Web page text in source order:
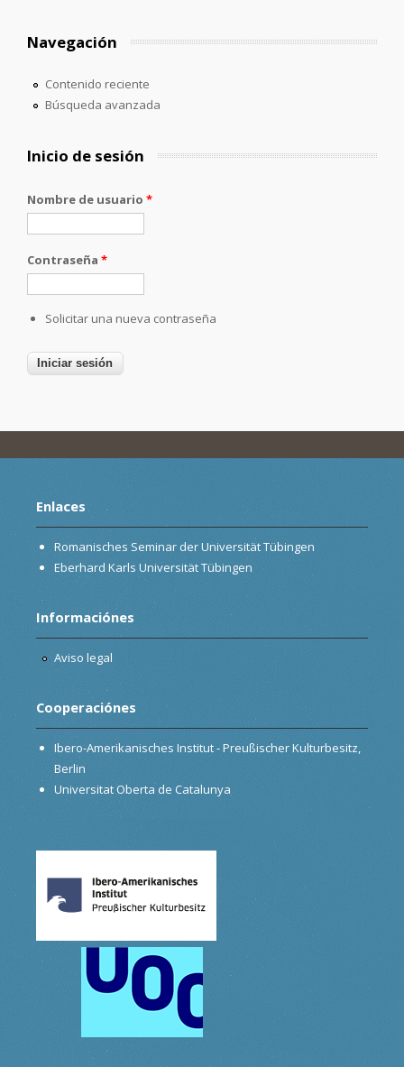
Navegación
Contenido reciente
Búsqueda avanzada
Inicio de sesión
Nombre de usuario *
Contraseña *
Solicitar una nueva contraseña
Enlaces
Romanisches Seminar der Universität Tübingen
Eberhard Karls Universität Tübingen
Informaciónes
Aviso legal
Cooperaciónes
Ibero-Amerikanisches Institut - Preußischer Kulturbesitz,
Berlin
Universitat Oberta de Catalunya